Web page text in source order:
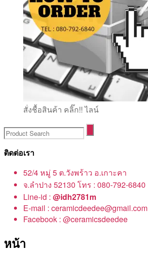
สั่งชื้อสินค้า คลิ๊ก!! ไลน์
ติดต่อเรา
52/4 หมู่ 5 ต.วังพร้าว อ.เกาะคา
จ.ลำปาง 52130 โทร : 080-792-6840
Line-id : @idh2781m
E-mail : ceramicdeedee@gmail.com
Facebook : @ceramicsdeedee
หน้า